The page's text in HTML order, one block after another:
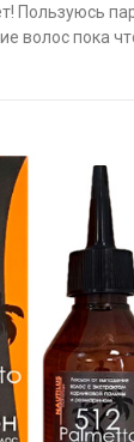
Пользуюсь
волос пока